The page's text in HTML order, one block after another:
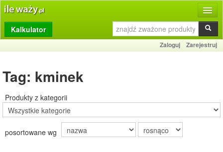
Produkty
Dziennik
Przelicznik
Porady
Słownik
Kalkulator
Zaloguj Zarejestruj
Tag: kminek
Produkty z kategorii
posortowane wg